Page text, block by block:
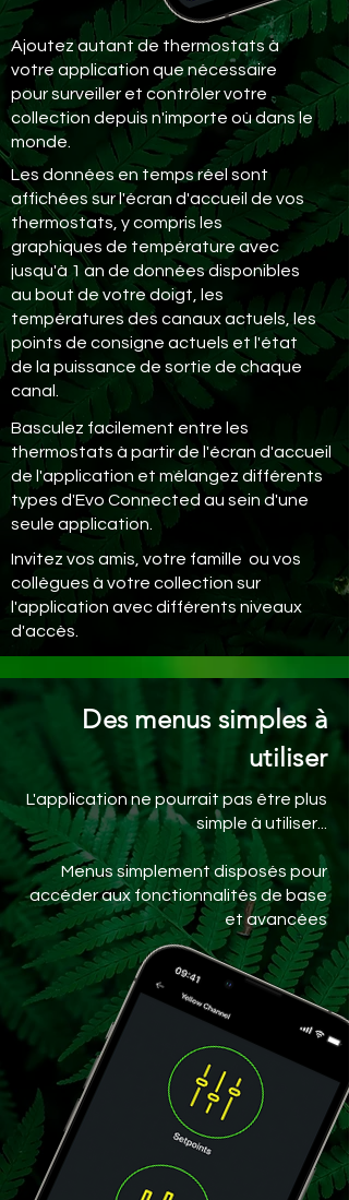
Ajoutez autant de thermostats à
votre application que nécessaire
pour surveiller et contrôler votre
collection depuis n'importe où dans le
monde.
Les données en temps réel sont
affichées sur l'écran d'accueil de vos
thermostats, y compris les
graphiques de température avec
jusqu'à 1 an de données disponibles
au bout de votre doigt, les
températures des canaux actuels, les
points de consigne actuels et l'état
de la puissance de sortie de chaque
canal.
Basculez facilement entre les
thermostats à partir de l'écran d'accueil
de l'application et mélangez différents
types d'Evo Connected au sein d'une
seule application.
Invitez vos amis, votre famille ou vos
collègues à votre collection sur
l'application avec différents niveaux
d'accès.
Des menus simples à
utiliser
L'application ne pourrait pas être plus
simple à utiliser...
Menus simplement disposés pour
accéder aux fonctionnalités de base
et avancées